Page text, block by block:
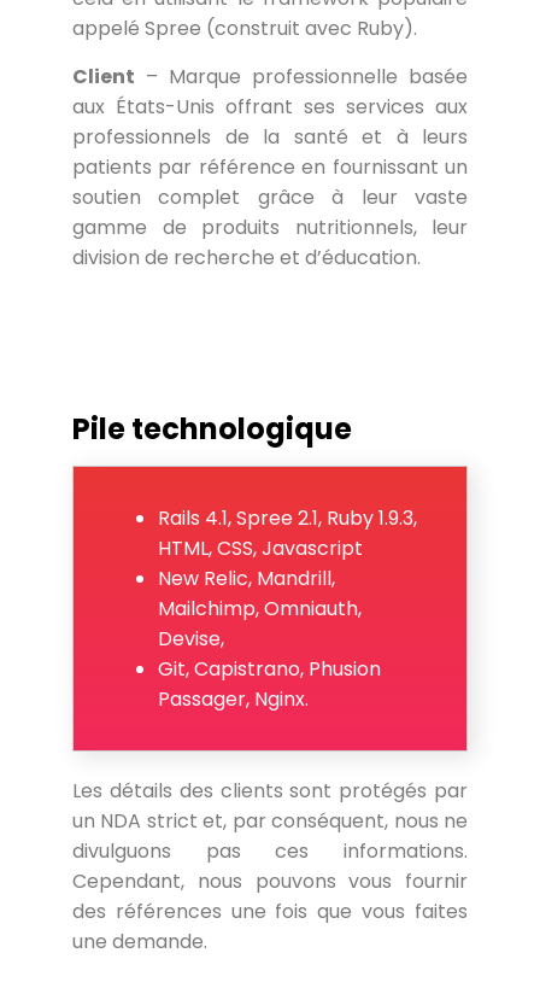
appelé Spree (construit avec Ruby).
Client – Marque professionnelle basée
aux États-Unis offrant ses services aux
professionnels de la santé et à leurs
patients par référence en fournissant un
soutien complet grâce à leur vaste
gamme de produits nutritionnels, leur
division de recherche et d’éducation.
Pile technologique
Rails 4.1, Spree 2.1, Ruby 1.9.3,
HTML, CSS, Javascript
New Relic, Mandrill,
Mailchimp, Omniauth,
Devise,
Git, Capistrano, Phusion
Passager, Nginx.
Les détails des clients sont protégés par
un NDA strict et, par conséquent, nous ne
divulguons pas ces informations.
Cependant, nous pouvons vous fournir
des références une fois que vous faites
une demande.